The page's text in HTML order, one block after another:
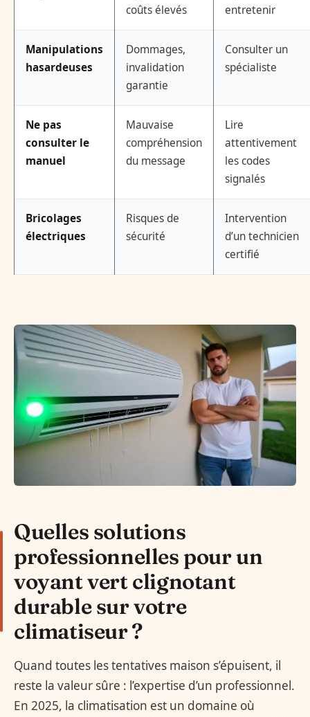
coûts élevés
entretenir
Manipulations
hasardeuses
Dommages,
invalidation
garantie
Consulter un
spécialiste
Ne pas
consulter le
manuel
Mauvaise
compréhension
du message
Lire
attentivement
les codes
signalés
Bricolages
électriques
Risques de
sécurité
Intervention
d’un technicien
certifié
Quelles solutions
professionnelles pour un
voyant vert clignotant
durable sur votre
climatiseur ?
Quand toutes les tentatives maison s’épuisent, il
reste la valeur sûre : l’expertise d’un professionnel.
En 2025, la climatisation est un domaine où